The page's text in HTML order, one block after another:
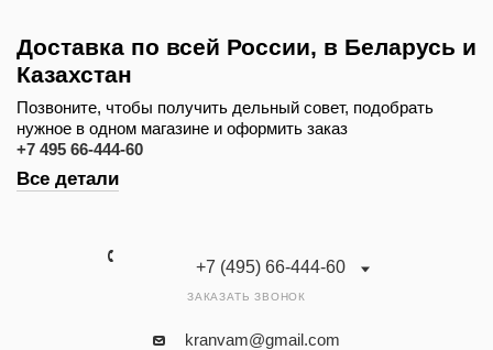
Доставка по всей России, в Беларусь и
Казахстан
Позвоните, чтобы получить дельный совет, подобрать
нужное в одном магазине и оформить заказ
+7 495 66-444-60
Все детали
+7 (495) 66-444-60
ЗАКАЗАТЬ ЗВОНОК
kranvam@gmail.com